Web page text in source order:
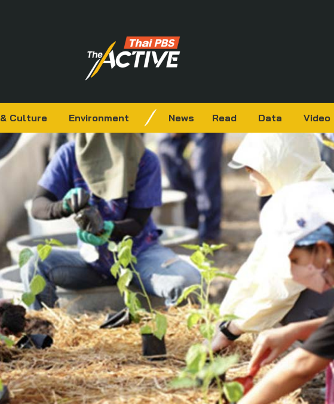
Culture Environment News Read Data Video